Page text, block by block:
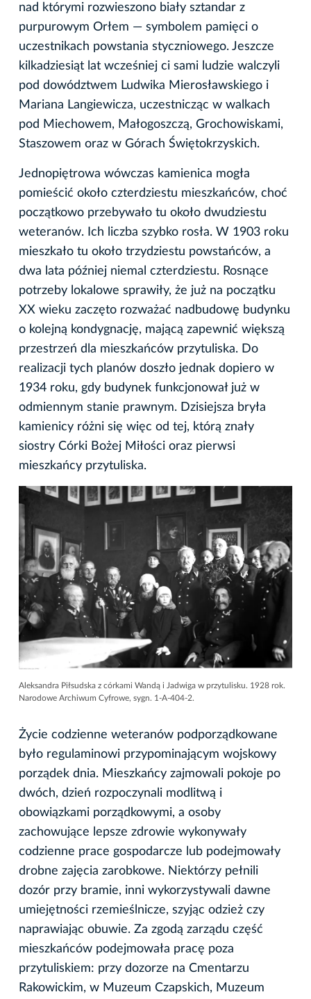
nad którymi rozwieszono biały sztandar z
purpurowym Orłem — symbolem pamięci o
uczestnikach powstania styczniowego. Jeszcze
kilkadziesiąt lat wcześniej ci sami ludzie walczyli
pod dowództwem Ludwika Mierosławskiego i
Mariana Langiewicza, uczestnicząc w walkach
pod Miechowem, Małogoszczą, Grochowiskami,
Staszowem oraz w Górach Świętokrzyskich.
Jednopiętrowa wówczas kamienica mogła
pomieścić około czterdziestu mieszkańców, choć
początkowo przebywało tu około dwudziestu
weteranów. Ich liczba szybko rosła. W 1903 roku
mieszkało tu około trzydziestu powstańców, a
dwa lata później niemal czterdziestu. Rosnące
potrzeby lokalowe sprawiły, że już na początku
XX wieku zaczęto rozważać nadbudowę budynku
o kolejną kondygnację, mającą zapewnić większą
przestrzeń dla mieszkańców przytuliska. Do
realizacji tych planów doszło jednak dopiero w
1934 roku, gdy budynek funkcjonował już w
odmiennym stanie prawnym. Dzisiejsza bryła
kamienicy różni się więc od tej, którą znały
siostry Córki Bożej Miłości oraz pierwsi
mieszkańcy przytuliska.
Aleksandra Piłsudska z córkami Wandą i Jadwiga w przytulisku. 1928 rok.
Narodowe Archiwum Cyfrowe, sygn. 1-A-404-2.
Życie codzienne weteranów podporządkowane
było regulaminowi przypominającym wojskowy
porządek dnia. Mieszkańcy zajmowali pokoje po
dwóch, dzień rozpoczynali modlitwą i
obowiązkami porządkowymi, a osoby
zachowujące lepsze zdrowie wykonywały
codzienne prace gospodarcze lub podejmowały
drobne zajęcia zarobkowe. Niektórzy pełnili
dozór przy bramie, inni wykorzystywali dawne
umiejętności rzemieślnicze, szyjąc odzież czy
naprawiając obuwie. Za zgodą zarządu część
mieszkańców podejmowała pracę poza
przytuliskiem: przy dozorze na Cmentarzu
Rakowickim, w Muzeum Czapskich, Muzeum